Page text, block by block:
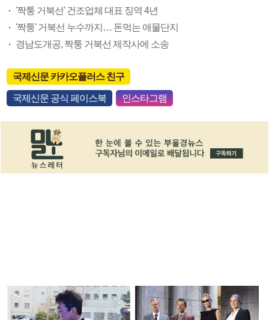
'짝퉁 거북선' 건조업체 대표 징역 4년
'짝퉁' 거북선 누수까지… 돈먹는 애물단지
경남도개공, 짝퉁 거북선 제작사에 소송
국제신문 카카오플러스 친구
국제신문 공식 페이스북 인스타그램